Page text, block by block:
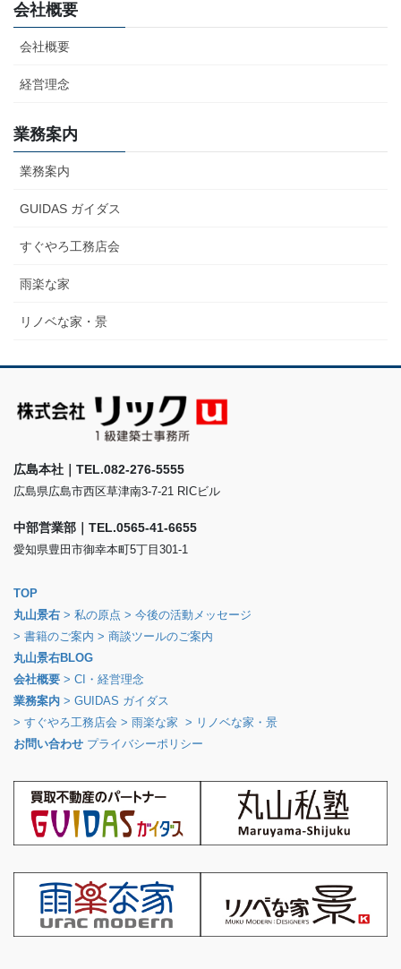
会社概要
会社概要
経営理念
業務案内
業務案内
GUIDAS ガイダス
すぐやろ工務店会
雨楽な家
リノベな家・景
広島本社｜TEL.082-276-5555
広島県広島市西区草津南3-7-21 RICビル
中部営業部｜TEL.0565-41-6655
愛知県豊田市御幸本町5丁目301-1
TOP
丸山景右 > 私の原点 > 今後の活動メッセージ
> 書籍のご案内 > 商談ツールのご案内
丸山景右BLOG
会社概要 > CI・経営理念
業務案内 > GUIDAS ガイダス
> すぐやろ工務店会 > 雨楽な家 > リノベな家・景
お問い合わせ プライバシーポリシー